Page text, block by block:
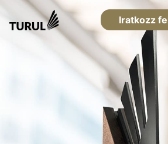
Iratkozz